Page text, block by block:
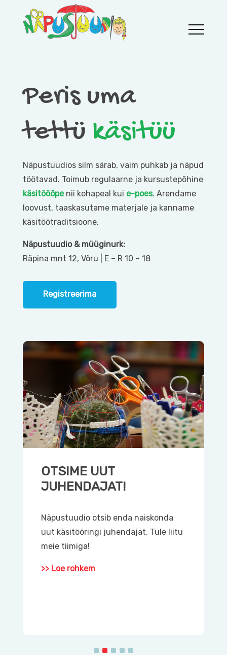
content
Peris uma
tettü käsitüü
Näpustuudios silm särab, vaim puhkab ja näpud
töötavad. Toimub regulaarne ja kursustepõhine
käsitööõpenii kohapeal kui e-poes. Arendame
loovust, taaskasutame materjale ja kanname
käsitöötraditsioone.
Näpustuudio & müüginurk:
Räpina mnt 12, Võru | E – R 10 – 18
Registreerima
OTSIME UUT
JUHENDAJAT!
Näpustuudio otsib enda naiskonda
uut käsitööringi juhendajat. Tule liitu
meie tiimiga!
>> Loe rohkem